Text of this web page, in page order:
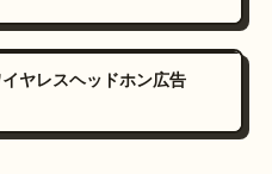
ヤレスヘッドホン広告